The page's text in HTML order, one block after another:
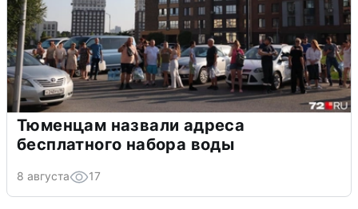
Тюменцам назвали адреса
бесплатного набора воды
8 августа 17